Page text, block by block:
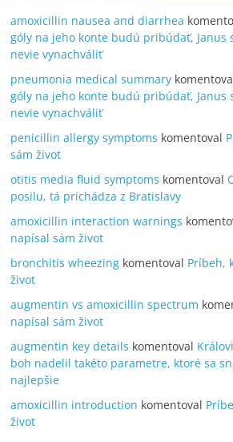
amoxicillin nausea and diarrhea
góly na jeho konte budú pribúdať, Janus
nevie vynachváliť
pneumonia medical summary
góly na jeho konte budú pribúdať, Janus
nevie vynachváliť
penicillin allergy symptoms komentoval
sám život
otitis media fluid symptoms komentoval
posilu, tá prichádza z Bratislavy
amoxicillin interaction warnings
napísal sám život
bronchitis wheezing komentoval Príbeh,
život
augmentin vs amoxicillin spectrum
napísal sám život
augmentin key details komentoval
boh nadelil takéto parametre, ktoré sa
najlepšie
amoxicillin introduction komentoval
život